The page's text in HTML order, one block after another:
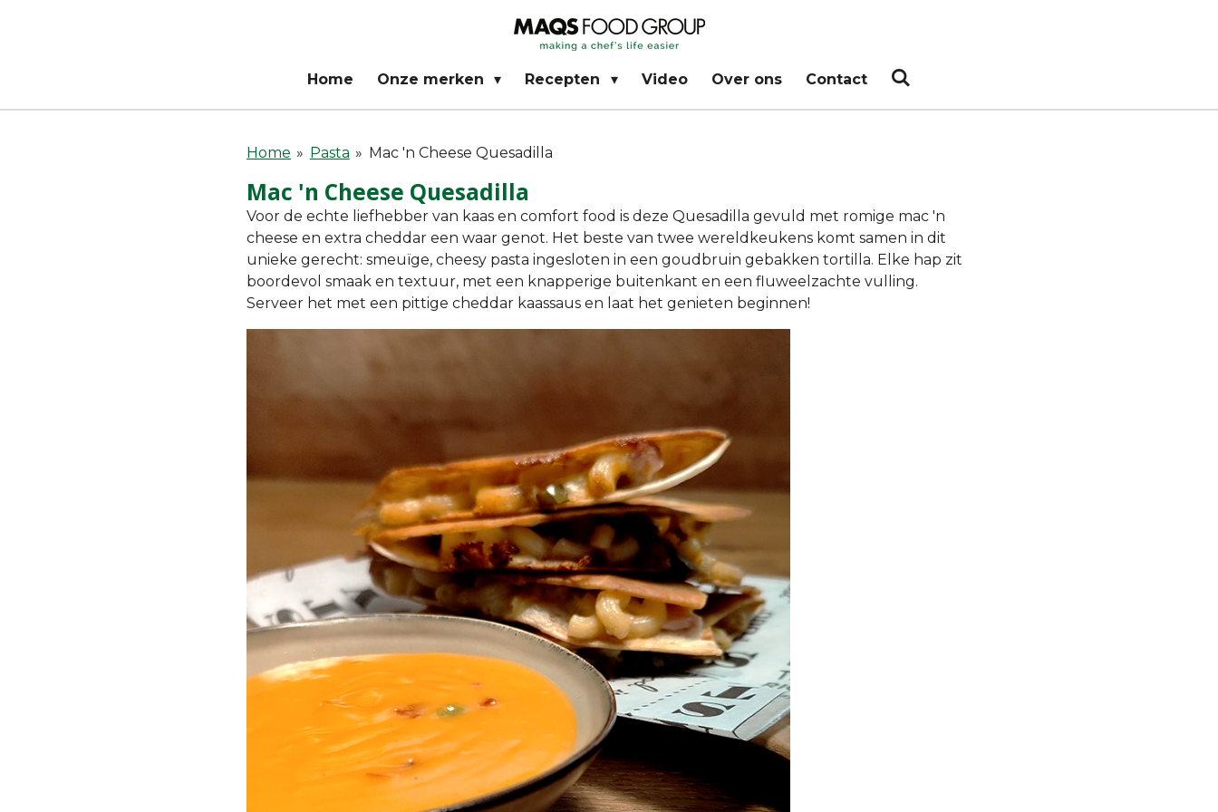
hoofdinhoud
Home Onze merken Recepten Video Over ons Contact
Home » Pasta » Mac 'n Cheese Quesadilla
Mac 'n Cheese Quesadilla
Voor de echte liefhebber van kaas en comfort food is deze Quesadilla gevuld met romige mac 'n
cheese en extra cheddar een waar genot. Het beste van twee wereldkeukens komt samen in dit
unieke gerecht: smeuïge, cheesy pasta ingesloten in een goudbruin gebakken tortilla. Elke hap zit
boordevol smaak en textuur, met een knapperige buitenkant en een fluweelzachte vulling.
Serveer het met een pittige cheddar kaassaus en laat het genieten beginnen!